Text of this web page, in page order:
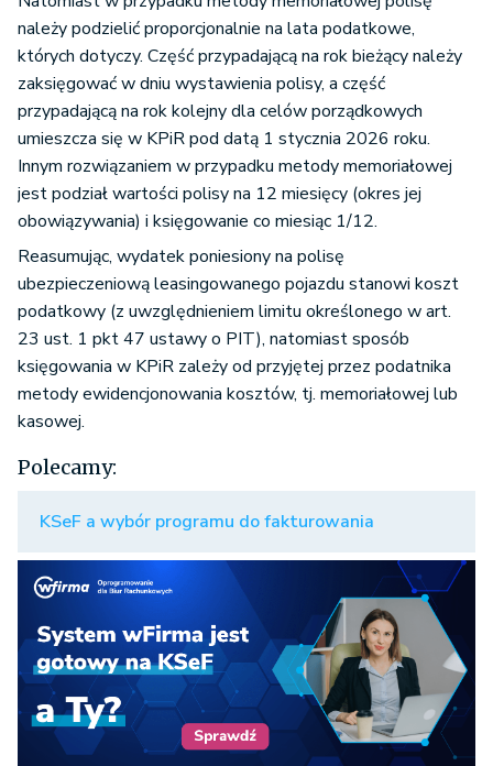
należy podzielić proporcjonalnie na lata podatkowe,
których dotyczy. Część przypadającą na rok bieżący należy
zaksięgować w dniu wystawienia polisy, a część
przypadającą na rok kolejny dla celów porządkowych
umieszcza się w KPiR pod datą 1 stycznia 2026 roku.
Innym rozwiązaniem w przypadku metody memoriałowej
jest podział wartości polisy na 12 miesięcy (okres jej
obowiązywania) i księgowanie co miesiąc 1/12.
Reasumując, wydatek poniesiony na polisę
ubezpieczeniową leasingowanego pojazdu stanowi koszt
podatkowy (z uwzględnieniem limitu określonego w art.
23 ust. 1 pkt 47 ustawy o PIT), natomiast sposób
księgowania w KPiR zależy od przyjętej przez podatnika
metody ewidencjonowania kosztów, tj. memoriałowej lub
kasowej.
Polecamy:
KSeF a wybór programu do fakturowania